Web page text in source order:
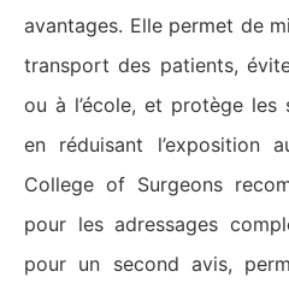
avantages. Elle permet de
transport des patients,
ou à l’école, et protège
en réduisant l’exposition
College of Surgeons
pour les adressages
pour un second avis,